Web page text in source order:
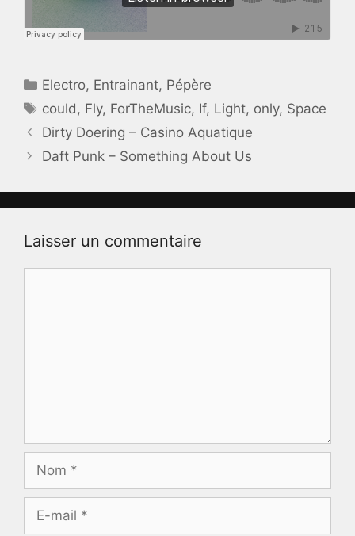
Catégories
Electro, Entrainant, Pépère
Étiquettes
could , Fly, ForTheMusic, If, Light, only, Space
Dirty Doering – Casino Aquatique
Daft Punk – Something About Us
Laisser un commentaire
mail